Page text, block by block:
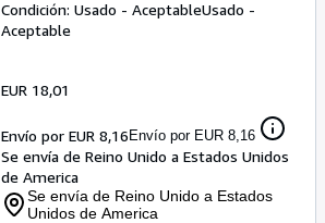
Condición: Usado - AceptableUsado -
Aceptable
EUR 18,01
Envío por EUR 8,16 Envío por EUR 8,16
Se envía de Reino Unido a Estados Unidos
de America
Se envía de Reino Unido a Estados
Unidos de America